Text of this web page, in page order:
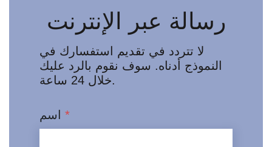
رسالة عبر الإنترنت
لا تتردد في تقديم استفسارك في
النموذج أدناه. سوف نقوم بالرد عليك
خلال 24 ساعة.
*